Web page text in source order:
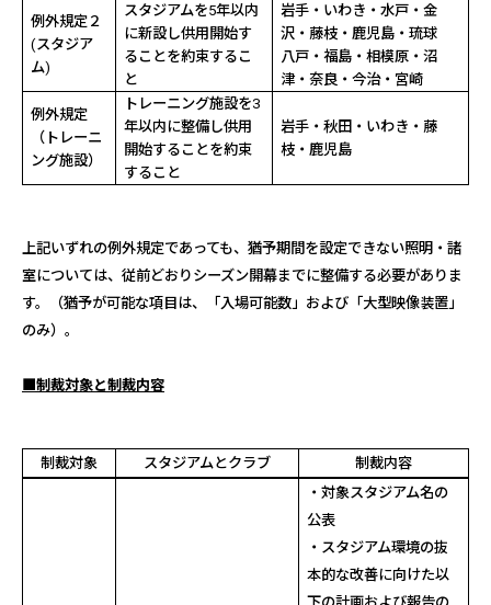
例外規定２
(スタジア
ム)
スタジアムを5年以内
に新設し供用開始す
ることを約束するこ
と
岩手・いわき・水戸・金
沢・藤枝・鹿児島・琉球
八戸・福島・相模原・沼
津・奈良・今治・宮崎
例外規定
（トレーニ
ング施設）
トレーニング施設を3
年以内に整備し供用
開始することを約束
すること
岩手・秋田・いわき・藤
枝・鹿児島
上記いずれの例外規定であっても、猶予期間を設定できない照明・諸
室については、従前どおりシーズン開幕までに整備する必要がありま
す。（猶予が可能な項目は、「入場可能数」および「大型映像装置」
のみ）。
■制裁対象と制裁内容
制裁対象 スタジアムとクラブ
制裁内容
・対象スタジアム名の
公表
・スタジアム環境の抜
本的な改善に向けた以